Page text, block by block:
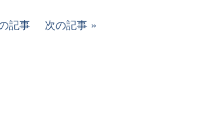
記事 次の記事